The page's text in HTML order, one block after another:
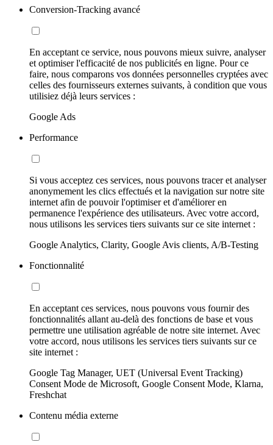
Conversion-Tracking avancé
En acceptant ce service, nous pouvons mieux suivre, analyser
et optimiser l'efficacité de nos publicités en ligne. Pour ce
faire, nous comparons vos données personnelles cryptées avec
celles des fournisseurs externes suivants, à condition que vous
utilisiez déjà leurs services :
Google Ads
Performance
Si vous acceptez ces services, nous pouvons tracer et analyser
anonymement les clics effectués et la navigation sur notre site
internet afin de pouvoir l'optimiser et d'améliorer en
permanence l'expérience des utilisateurs. Avec votre accord,
nous utilisons les services tiers suivants sur ce site internet :
Google Analytics, Clarity, Google Avis clients, A/B-Testing
Fonctionnalité
En acceptant ces services, nous pouvons vous fournir des
fonctionnalités allant au-delà des fonctions de base et vous
permettre une utilisation agréable de notre site internet. Avec
votre accord, nous utilisons les services tiers suivants sur ce
site internet :
Google Tag Manager, UET (Universal Event Tracking)
Consent Mode de Microsoft, Google Consent Mode, Klarna,
Freshchat
Contenu média externe